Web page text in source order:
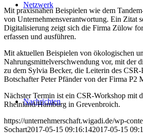
Netzwerk
Nachrichten
Mit praxisnahen Beispielen wie dem
von Unternehmensverantwortung. Ein Zitat
Digitalisierung zeigt sich die Firma Zülow
erfassen und ausführen.
Mit aktuellen Beispielen von ökologischen
Nahrungsmittelverschwendung vor, mit der
zu dem Sylvia Becker, die Leiterin des
Botschafter Peter Pfänder von der Firma P2
Nächster Termin ist ein CSR-Workshop mit
Rheinland/Hamburg in Grevenbroich.
https://unternehmerschaft.wigadi.de/wp-
Sochart2017-05-15 09:16:142017-05-15